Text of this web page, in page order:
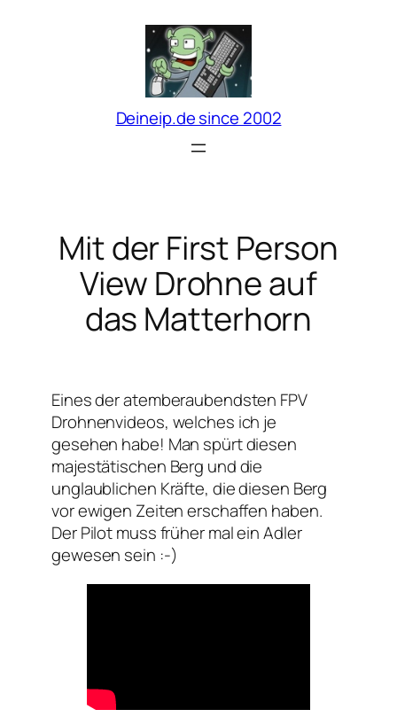
Deineip.de since 2002
Mit der First Person
View Drohne auf
das Matterhorn
Eines der atemberaubendsten FPV
Drohnenvideos, welches ich je
gesehen habe! Man spürt diesen
majestätischen Berg und die
unglaublichen Kräfte, die diesen Berg
vor ewigen Zeiten erschaffen haben.
Der Pilot muss früher mal ein Adler
gewesen sein :-)